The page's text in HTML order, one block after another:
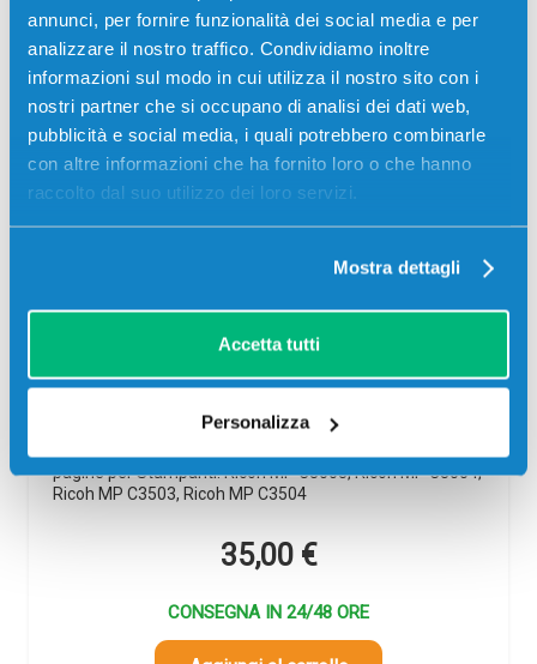
annunci, per fornire funzionalità dei social media e per
analizzare il nostro traffico. Condividiamo inoltre
informazioni sul modo in cui utilizza il nostro sito con i
nostri partner che si occupano di analisi dei dati web,
pubblicità e social media, i quali potrebbero combinarle
con altre informazioni che ha fornito loro o che hanno
raccolto dal suo utilizzo dei loro servizi.
Mostra dettagli
Accetta tutti
Personalizza
Toner compatibile Ricoh 841819
pagine per Stampanti: Ricoh MP C3003, Ricoh MP C3004,
Ricoh MP C3503, Ricoh MP C3504
35,00 €
CONSEGNA IN 24/48 ORE